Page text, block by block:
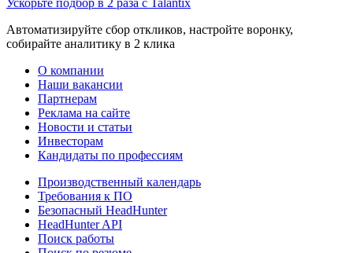
Ускорьте подбор в 2 раза с Talantix
Автоматизируйте сбор откликов, настройте воронку,
собирайте аналитику в 2 клика
О компании
Наши вакансии
Партнерам
Реклама на сайте
Новости и статьи
Инвесторам
Кандидаты по профессиям
Производственный календарь
Требования к ПО
Безопасный HeadHunter
HeadHunter API
Поиск работы